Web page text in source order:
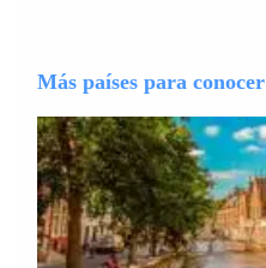
Más países para conocer